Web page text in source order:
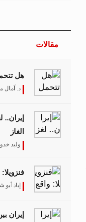
مقالات
هل تتحمل
د. آمال
الغاز
وليد
إياد أبو
إيران